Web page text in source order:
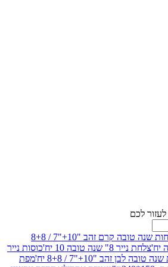
סט צלחות שנה טובה קרם זהב "10+"7 / 8+8
10 יח'
כוסות נייר
/ 8+8 יח'
מפת